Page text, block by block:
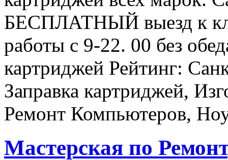
БЕСПЛАТНЫЙ выезд к
работы с 9-22. 00 без
картриджей Рейтинг:
Заправка картриджей,
Ремонт Компьютеров,
Мастерская по